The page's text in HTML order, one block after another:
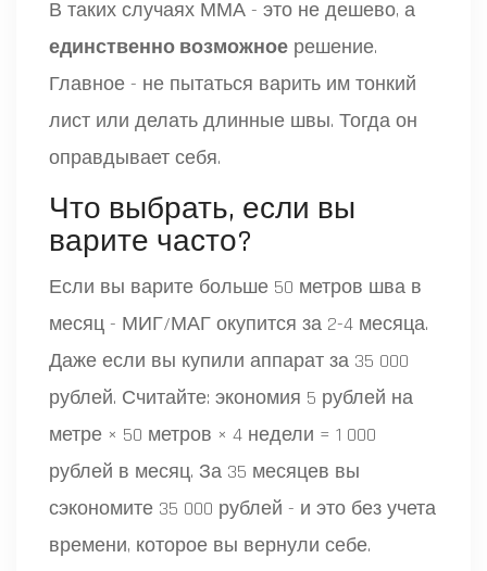
В таких случаях ММА - это не дешево, а
единственно возможное решение.
Главное - не пытаться варить им тонкий
лист или делать длинные швы. Тогда он
оправдывает себя.
Что выбрать, если вы
варите часто?
Если вы варите больше 50 метров шва в
месяц - МИГ/МАГ окупится за 2-4 месяца.
Даже если вы купили аппарат за 35 000
рублей. Считайте: экономия 5 рублей на
метре × 50 метров × 4 недели = 1 000
рублей в месяц. За 35 месяцев вы
сэкономите 35 000 рублей - и это без учета
времени, которое вы вернули себе.